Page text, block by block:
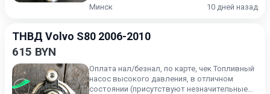
Минск
10 дней назад
ТНВД Volvo S80 2006-2010
615 BYN
Оплата нал/безнал, по карте, чек Топливный
насос высокого давления, в отличном
состоянии (присутствуют незначительные